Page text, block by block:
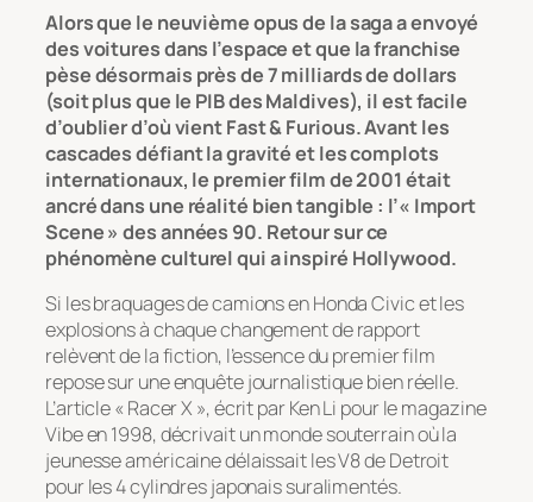
Alors que le neuvième opus de la saga a envoyé
des voitures dans l’espace et que la franchise
pèse désormais près de 7 milliards de dollars
(soit plus que le PIB des Maldives), il est facile
d’oublier d’où vientFast & Furious. Avant les
cascades défiant la gravité et les complots
internationaux, le premier film de 2001 était
ancré dans une réalité bien tangible : l’« Import
Scene » des années 90. Retour sur ce
phénomène culturel qui a inspiré Hollywood.
Si les braquages de camions en Honda Civic et les
explosions à chaque changement de rapport
relèvent de la fiction, l’essence du premier film
repose sur une enquête journalistique bien réelle.
L’article« Racer X », écrit par Ken Li pour le magazine
Vibeen 1998, décrivait un monde souterrain où la
jeunesse américaine délaissait les V8 de Detroit
pour les 4 cylindres japonais suralimentés.